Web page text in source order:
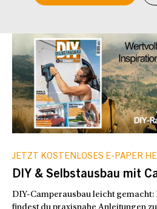
JETZT KOSTENLOSES E-PAPER
DIY & Selbstausbau mit
DIY-Camperausbau leicht gemacht: